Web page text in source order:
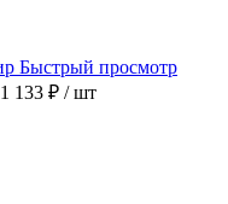
Быстрый просмотр
1 133 ₽ / шт